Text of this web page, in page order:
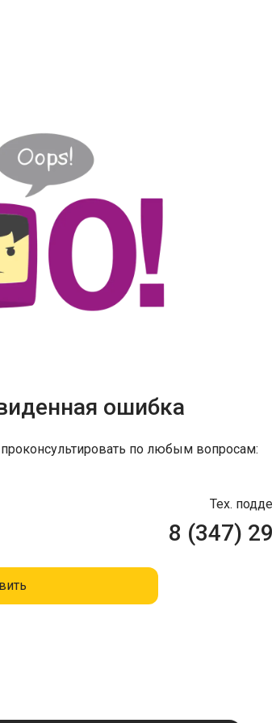
ошибка
по любым вопросам:
Тех.
8 (347)